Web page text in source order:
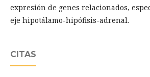
expresión de genes relacionados,
eje hipotálamo-hipófisis-adrenal.
CITAS